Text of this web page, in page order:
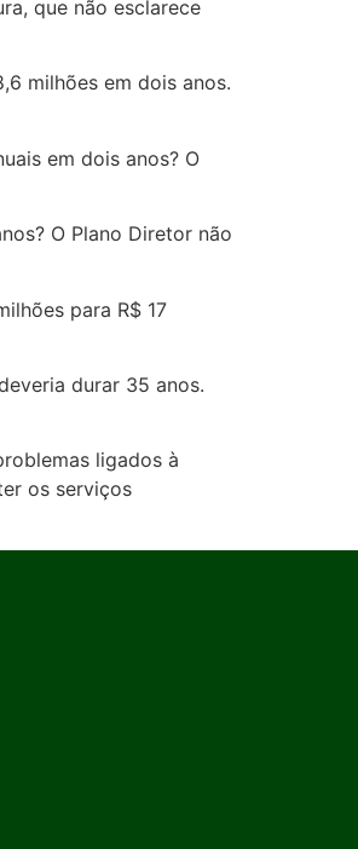
que não esclarece
milhões em dois anos.
em dois anos? O
O Plano Diretor não
para R$ 17
durar 35 anos.
ligados à
os serviços